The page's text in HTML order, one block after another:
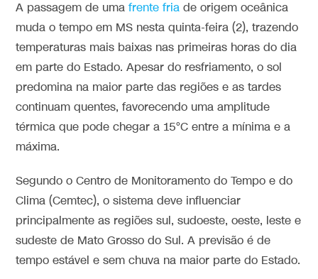
A passagem de umafrente fria de origem oceânica
muda o tempo em MS nesta quinta-feira (2), trazendo
temperaturas mais baixas nas primeiras horas do dia
em parte do Estado. Apesar do resfriamento, o sol
predomina na maior parte das regiões e as tardes
continuam quentes, favorecendo uma amplitude
térmica que pode chegar a 15°C entre a mínima e a
máxima.
Segundo o Centro de Monitoramento do Tempo e do
Clima (Cemtec), o sistema deve influenciar
principalmente as regiões sul, sudoeste, oeste, leste e
sudeste de Mato Grosso do Sul. A previsão é de
tempo estável e sem chuva na maior parte do Estado.